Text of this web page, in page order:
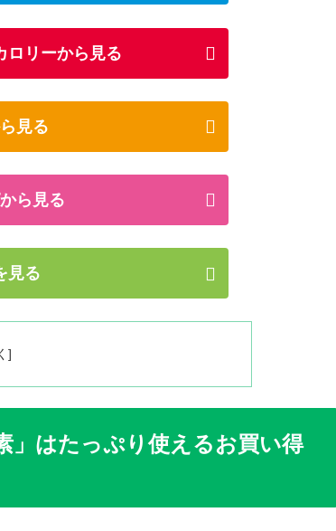
ロリーから見る
見る
ら見る
見る
」はたっぷり使えるお買い得